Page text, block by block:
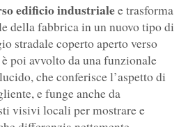
edificio industrialee trasforma
della fabbrica in un nuovo tipo di
stradale coperto aperto verso
poi avvolto da una funzionale
che conferisce l’aspetto di
e funge anche da
visivi locali per mostrare e